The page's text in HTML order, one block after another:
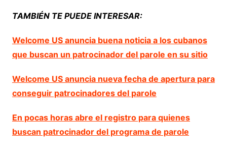
TAMBIÉN TE PUEDE INTERESAR:
Welcome US anuncia buena noticia a los cubanos
que buscan un patrocinador del parole en su sitio
Welcome US anuncia nueva fecha de apertura para
conseguir patrocinadores del parole
En pocas horas abre el registro para quienes
buscan patrocinador del programa de parole